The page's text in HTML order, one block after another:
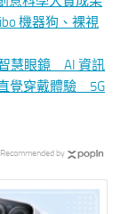
機器狗、裸視
智慧眼鏡 AI 資訊
覺穿戴體驗 5G
Recommended by